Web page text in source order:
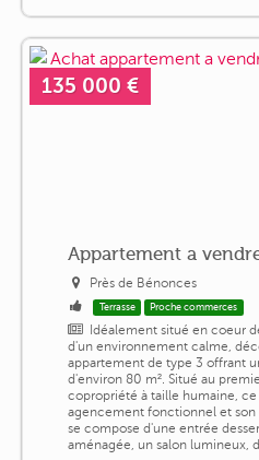
135 000 €
Appartement a
Près de Bénonces
Terrasse Proche commerces
Idéalement situé en coeur
d'un environnement calme,
appartement de type 3 offrant
d'environ 80 m². Situé au
copropriété à taille humaine,
agencement fonctionnel et
se compose d'une entrée
aménagée, un salon lumineux,